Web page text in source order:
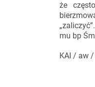
że
mu bp
KAI / aw